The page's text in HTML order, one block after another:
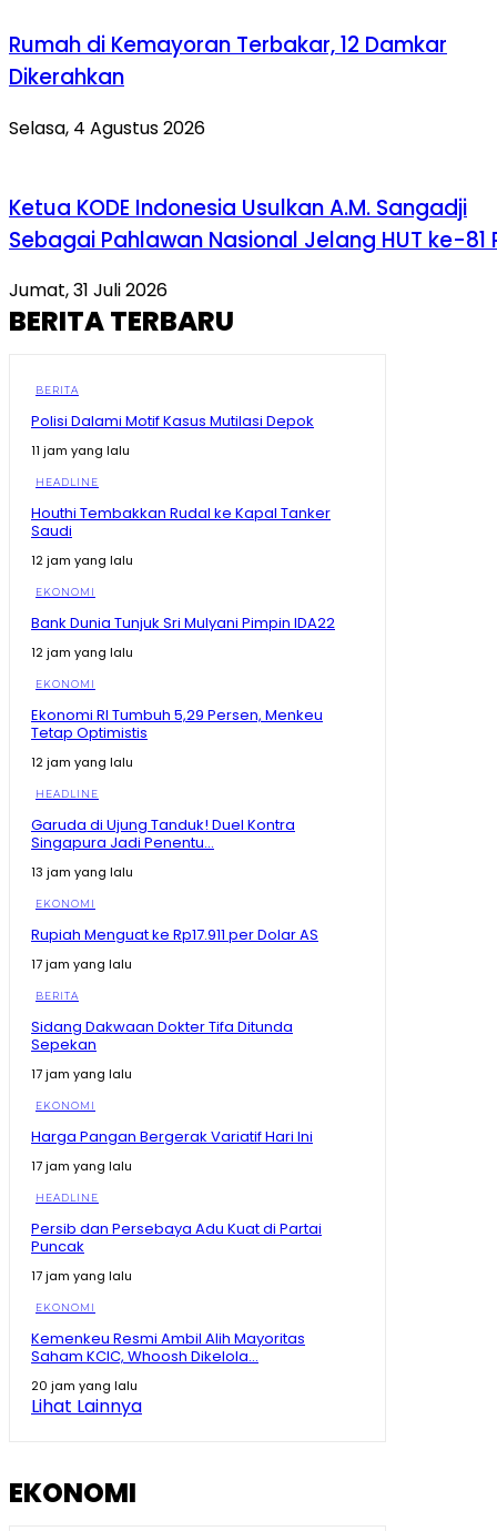
Rumah di Kemayoran Terbakar, 12 Damkar
Dikerahkan
Selasa, 4 Agustus 2026
Ketua KODE Indonesia Usulkan A.M. Sangadji
Sebagai Pahlawan Nasional Jelang HUT ke-81
Jumat, 31 Juli 2026
BERITA TERBARU
BERITA
Polisi Dalami Motif Kasus Mutilasi Depok
11 jam yang lalu
HEADLINE
Houthi Tembakkan Rudal ke Kapal Tanker
Saudi
12 jam yang lalu
EKONOMI
Bank Dunia Tunjuk Sri Mulyani Pimpin IDA22
12 jam yang lalu
EKONOMI
Ekonomi RI Tumbuh 5,29 Persen, Menkeu
Tetap Optimistis
12 jam yang lalu
HEADLINE
Garuda di Ujung Tanduk! Duel Kontra
Singapura Jadi Penentu...
13 jam yang lalu
EKONOMI
Rupiah Menguat ke Rp17.911 per Dolar AS
17 jam yang lalu
BERITA
Sidang Dakwaan Dokter Tifa Ditunda
Sepekan
17 jam yang lalu
EKONOMI
Harga Pangan Bergerak Variatif Hari Ini
17 jam yang lalu
HEADLINE
Persib dan Persebaya Adu Kuat di Partai
Puncak
17 jam yang lalu
EKONOMI
Kemenkeu Resmi Ambil Alih Mayoritas
Saham KCIC, Whoosh Dikelola...
20 jam yang lalu
Lihat Lainnya
EKONOMI